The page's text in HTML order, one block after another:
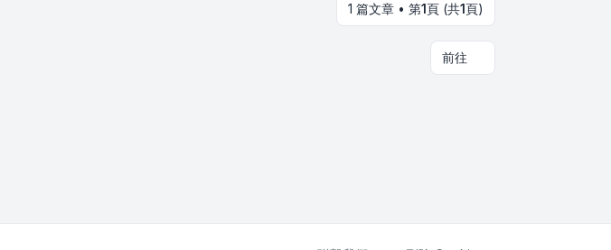
1 篇文章 • 第1頁 (共1頁)
前往